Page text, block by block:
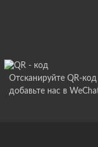
Отсканируйте QR-код
добавьте нас в